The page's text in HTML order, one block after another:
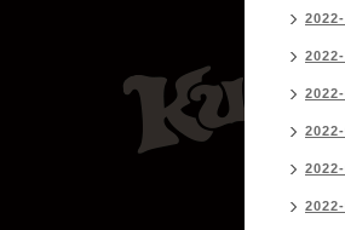
2022-
2022-
2022-
2022-
2022-
2022-